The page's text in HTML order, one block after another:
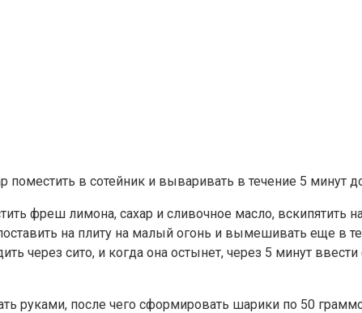
поместить в сотейник и вываривать в течение 5 минут
фреш лимона, сахар и сливочное масло, вскипятить
на плиту на малый огонь и вымешивать еще в
через сито, и когда она остынет, через 5 минут
руками, после чего сформировать шарики по 50